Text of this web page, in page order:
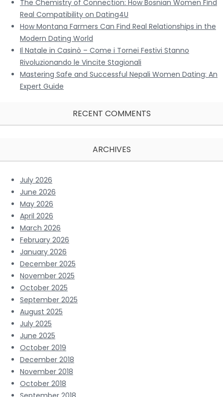
The Chemistry of Connection: How Bosnian Women Find
Real Compatibility on Dating4U
How Montana Farmers Can Find Real Relationships in the
Modern Dating World
Il Natale in Casinò – Come i Tornei Festivi Stanno
Rivoluzionando le Vincite Stagionali
Mastering Safe and Successful Nepali Women Dating: An
Expert Guide
RECENT COMMENTS
ARCHIVES
July 2026
June 2026
May 2026
April 2026
March 2026
February 2026
January 2026
December 2025
November 2025
October 2025
September 2025
August 2025
July 2025
June 2025
October 2019
December 2018
November 2018
October 2018